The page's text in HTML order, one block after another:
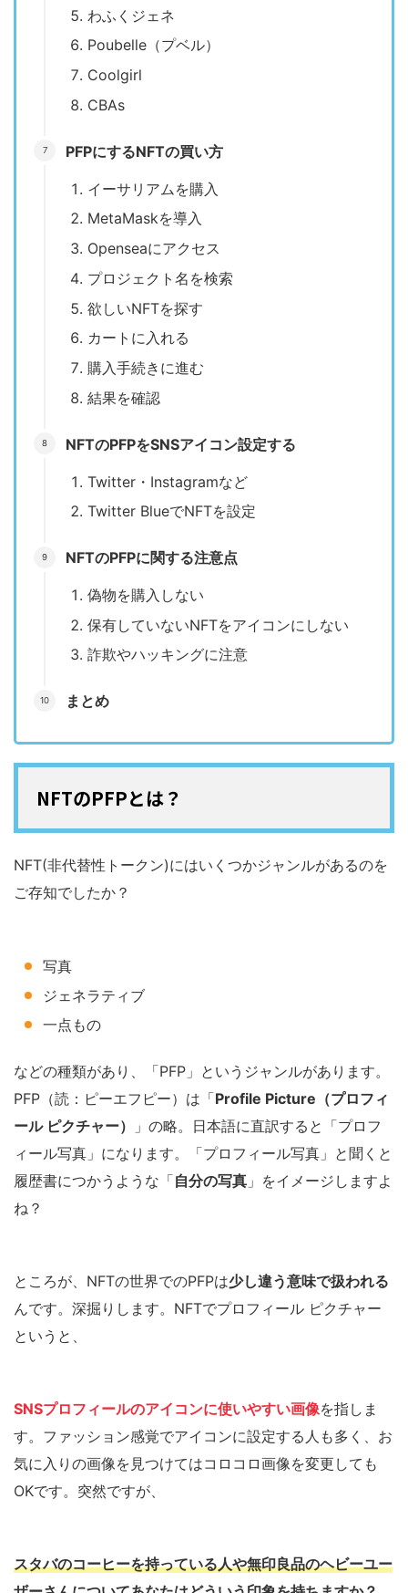
わふくジェネ
Poubelle（プベル）
Coolgirl
CBAs
PFPにするNFTの買い方
イーサリアムを購入
MetaMaskを導入
Openseaにアクセス
プロジェクト名を検索
欲しいNFTを探す
カートに入れる
購入手続きに進む
結果を確認
NFTのPFPをSNSアイコン設定する
Twitter・Instagramなど
Twitter BlueでNFTを設定
NFTのPFPに関する注意点
偽物を購入しない
保有していないNFTをアイコンにしない
詐欺やハッキングに注意
まとめ
NFTのPFPとは？
NFT(非代替性トークン)にはいくつかジャンルがあるのを
ご存知でしたか？
写真
ジェネラティブ
一点もの
などの種類があり、「PFP」というジャンルがあります。
PFP（読：ピーエフピー）は「Profile Picture（プロフィ
ール ピクチャー）
」の略。日本語に直訳すると「プロフ
ィール写真」になります。「プロフィール写真」と聞くと
履歴書につかうような「自分の写真 」をイメージしますよ
ね？
ところが、NFTの世界でのPFPは少し違う意味で扱われる
んです。深掘りします。NFTでプロフィール ピクチャー
というと、
SNSプロフィールのアイコンに使いやすい画像を指しま
す。ファッション感覚でアイコンに設定する人も多く、お
気に入りの画像を見つけてはコロコロ画像を変更しても
OKです。突然ですが、
スタバのコーヒーを持っている人や無印良品のヘビーユー